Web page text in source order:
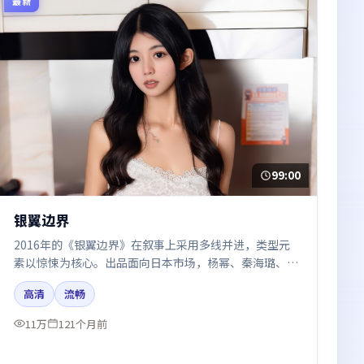
99:00
银翼边界
2016年的《银翼边界》在叙事上采用多线并进，类型元
素以惊悚为核心。出品面向日本市场，杨幂、秦海璐、木
村拓哉所饰角色推动关键反转，结尾留白引发讨论。
高清
流畅
11万
121个月前